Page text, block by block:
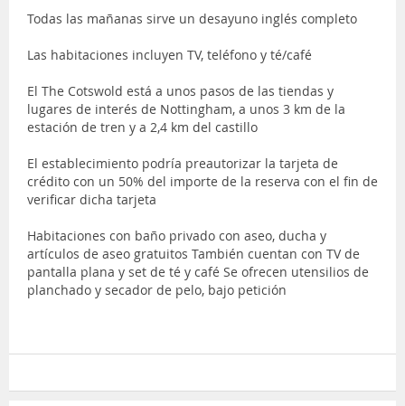
Todas las mañanas sirve un desayuno inglés completo
Las habitaciones incluyen TV, teléfono y té/café
El The Cotswold está a unos pasos de las tiendas y
lugares de interés de Nottingham, a unos 3 km de la
estación de tren y a 2,4 km del castillo
El establecimiento podría preautorizar la tarjeta de
crédito con un 50% del importe de la reserva con el fin de
verificar dicha tarjeta
Habitaciones con baño privado con aseo, ducha y
artículos de aseo gratuitos También cuentan con TV de
pantalla plana y set de té y café Se ofrecen utensilios de
planchado y secador de pelo, bajo petición